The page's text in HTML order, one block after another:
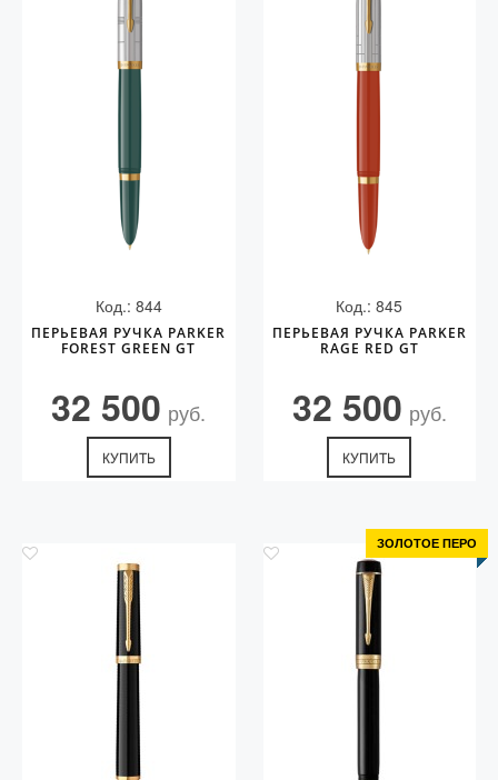
Код.: 844
ПЕРЬЕВАЯ РУЧКА PARKER
FOREST GREEN GT
32 500 руб.
КУПИТЬ
Код.: 845
ПЕРЬЕВАЯ РУЧКА PARKER
RAGE RED GT
32 500 руб.
КУПИТЬ
ЗОЛОТОЕ ПЕРО